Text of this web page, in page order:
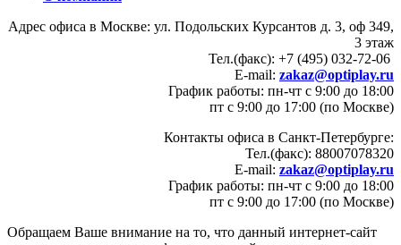
Адрес офиса в Москве: ул. Подольских Курсантов д. 3, оф 349,
3 этаж
Тел.(факс): +7 (495) 032-72-06
E-mail: zakaz@optiplay.ru
График работы: пн-чт с 9:00 до 18:00
пт с 9:00 до 17:00 (по Москве)
Контакты офиса в Санкт-Петербурге:
Тел.(факс): 88007078320
E-mail: zakaz@optiplay.ru
График работы: пн-чт с 9:00 до 18:00
пт с 9:00 до 17:00 (по Москве)
Обращаем Ваше внимание на то, что данный интернет-сайт